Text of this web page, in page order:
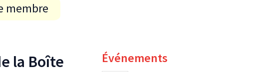
membre
la Boîte
Événements